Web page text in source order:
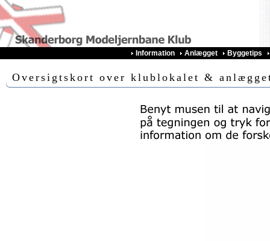
Information Anlægget Byggetips
Oversigtskort over klublokalet &